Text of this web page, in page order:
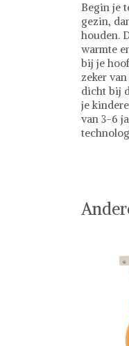
Begin je
gezin,
houden.
warmte
bij je
zeker
dicht bij
je
van 3-6